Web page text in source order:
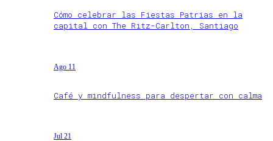
Cómo celebrar las Fiestas Patrias en la
capital con The Ritz-Carlton, Santiago
Ago 11
Café y mindfulness para despertar con calma
Jul 21